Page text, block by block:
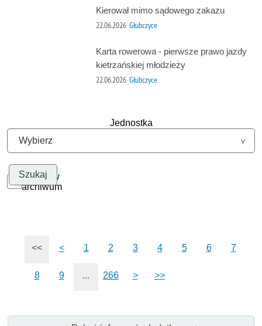
Kierował mimo sądowego zakazu
22.06.2026 Głubczyce
Karta rowerowa - pierwsze prawo jazdy
kietrzańskiej młodzieży
22.06.2026 Głubczyce
Jednostka
Szukaj w
archiwum
<< < 1 2 3 4 5 6 7
8 9 ... 266 > >>